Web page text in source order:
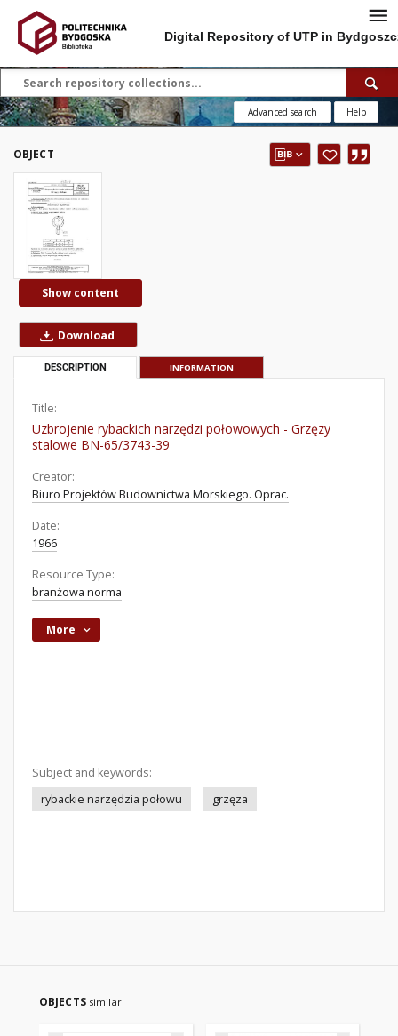
Digital Repository of UTP in
Advanced search Help
OBJECT
Show content
Download
DESCRIPTION INFORMATION
Title:
Uzbrojenie rybackich narzędzi połowowych - Grzęzy
stalowe BN-65/3743-39
Creator:
Biuro Projektów Budownictwa Morskiego. Oprac.
Date:
1966
Resource Type:
branżowa norma
More
Subject and keywords:
rybackie narzędzia połowu
grzęza
OBJECTS similar